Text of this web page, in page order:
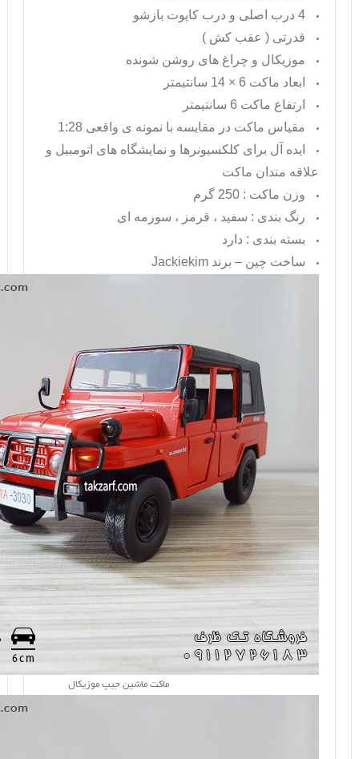
4 درب اصلی و درب کاپوت بازشو
قدرتی ( عقب کش )
موزیکال و چراغ های روشن شونده
ابعاد ماکت 6 × 14 سانتیمتر
ارتفاع ماکت 6 سانتیمتر
مقیاس ماکت در مقایسه با نمونه ی واقعی 1:28
ایده آل برای کلکسیونرها و نمایشگاه های اتومبیل و
علاقه مندان ماکت
وزن ماکت : 250 گرم
رنگ بندی : سفید ، قرمز ، سورمه ای
بسته بندی : دارد
ساخت چین – برند Jackiekim
ماکت ماشین جیپ موزیکال